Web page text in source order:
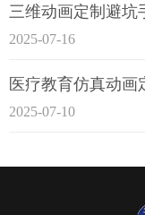
三维动画定制避坑
2025-07-16
2025-07-10